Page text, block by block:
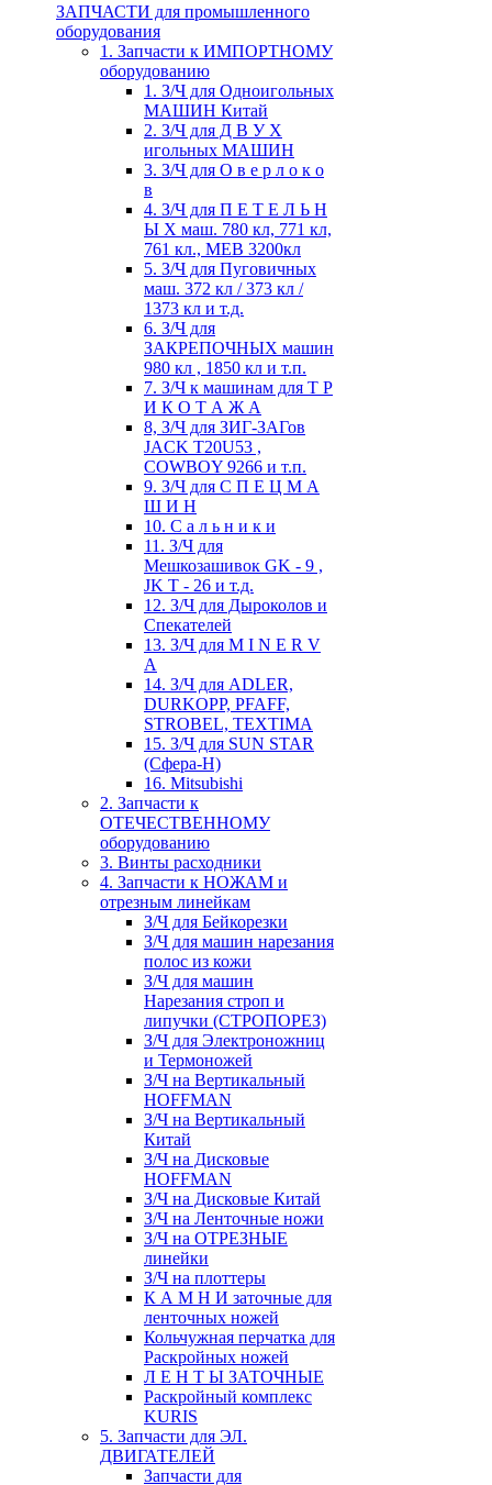
ЗАПЧАСТИ для промышленного
оборудования
1. Запчасти к ИМПОРТНОМУ
оборудованию
1. З/Ч для Одноигольных
МАШИН Китай
2. З/Ч для Д В У Х
игольных МАШИН
3. З/Ч для О в е р л о к о
в
4. З/Ч для П Е Т Е Л Ь Н
Ы Х маш. 780 кл, 771 кл,
761 кл., MEB 3200кл
5. З/Ч для Пуговичных
маш. 372 кл / 373 кл /
1373 кл и т.д.
6. З/Ч для
ЗАКРЕПОЧНЫХ машин
980 кл , 1850 кл и т.п.
7. З/Ч к машинам для Т Р
И К О Т А Ж А
8, З/Ч для ЗИГ-ЗАГов
JACK Т20U53 ,
COWBOY 9266 и т.п.
9. З/Ч для С П Е Ц М А
Ш И Н
10. С а л ь н и к и
11. З/Ч для
Мешкозашивок GK - 9 ,
JK T - 26 и т.д.
12. З/Ч для Дыроколов и
Спекателей
13. З/Ч для M I N E R V
A
14. З/Ч для ADLER,
DURKOPP, PFAFF,
STROBEL, TEXTIMA
15. З/Ч для SUN STAR
(Сфера-Н)
16. Mitsubishi
2. Запчасти к
ОТЕЧЕСТВЕННОМУ
оборудованию
3. Винты расходники
4. Запчасти к НОЖАМ и
отрезным линейкам
З/Ч для Бейкорезки
З/Ч для машин нарезания
полос из кожи
З/Ч для машин
Нарезания строп и
липучки (СТРОПОРЕЗ)
З/Ч для Электроножниц
и Термоножей
З/Ч на Вертикальный
HOFFMAN
З/Ч на Вертикальный
Китай
З/Ч на Дисковые
HOFFMAN
З/Ч на Дисковые Китай
З/Ч на Ленточные ножи
З/Ч на ОТРЕЗНЫЕ
линейки
З/Ч на плоттеры
К А М Н И заточные для
ленточных ножей
Кольчужная перчатка для
Раскройных ножей
Л Е Н Т Ы ЗАТОЧНЫЕ
Раскройный комплекс
KURIS
5. Запчасти для ЭЛ.
ДВИГАТЕЛЕЙ
Запчасти для